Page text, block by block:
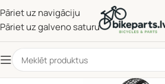
Pāriet uz navigāciju
Pāriet uz galveno saturu